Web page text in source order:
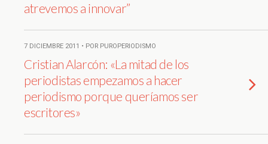
atrevemos a innovar”
7 DICIEMBRE 2011 • POR PUROPERIODISMO
Cristian Alarcón: «La mitad de los
periodistas empezamos a hacer
periodismo porque queríamos ser
escritores»